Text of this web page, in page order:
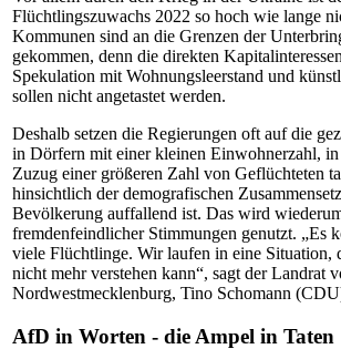
Flüchtlingszuwachs 2022 so hoch wie lange
Kommunen sind an die Grenzen der
gekommen, denn die direkten
Spekulation mit Wohnungsleerstand und
sollen nicht angetastet werden.
Deshalb setzen die Regierungen oft auf die
in Dörfern mit einer kleinen Einwohnerzahl,
Zuzug einer größeren Zahl von Geflüchteten
hinsichtlich der demografischen
Bevölkerung auffallend ist. Das wird
fremdenfeindlicher Stimmungen genutzt. „Es
viele Flüchtlinge. Wir laufen in eine Situation,
nicht mehr verstehen kann“, sagt der Landrat
Nordwestmecklenburg, Tino Schomann
AfD in Worten - die Ampel in Taten